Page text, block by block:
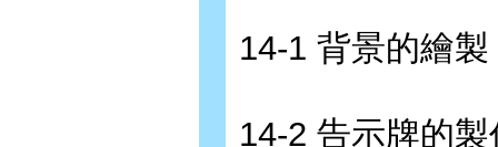
14-1 背景的繪製
14-2 告示牌的製